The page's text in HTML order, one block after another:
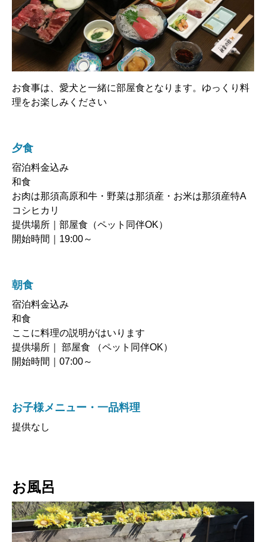
お食事は、愛犬と一緒に部屋食となります。ゆっくり料
理をお楽しみください
夕食
宿泊料金込み
和食
お肉は那須高原和牛・野菜は那須産・お米は那須産特A
コシヒカリ
提供場所｜部屋食（ペット同伴OK）
開始時間｜19:00～
朝食
宿泊料金込み
和食
ここに料理の説明がはいります
提供場所｜ 部屋食 （ペット同伴OK）
開始時間｜07:00～
お子様メニュー・一品料理
提供なし
お風呂